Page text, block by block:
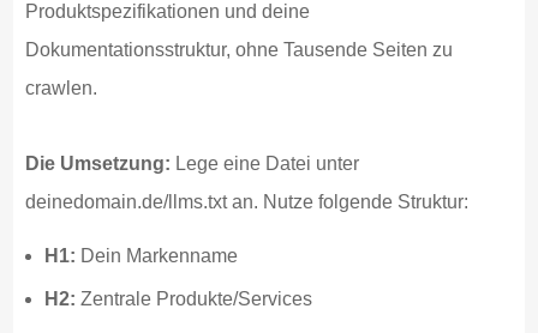
Produktspezifikationen und deine
Dokumentationsstruktur, ohne Tausende Seiten zu
crawlen.
Die Umsetzung: Lege eine Datei unter
deinedomain.de/llms.txt an. Nutze folgende Struktur:
H1: Dein Markenname
H2: Zentrale Produkte/Services